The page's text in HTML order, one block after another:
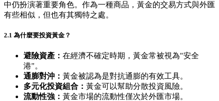
中仍扮演著重要角色。作為一種商品，黃金的交易方式與外匯
有些相似，但也有其獨特之處。
2.1 為什麼要投資黃金？
避險資產： 在經濟不確定時期，黃金常被視為"安全
港"。
通膨對沖： 黃金被認為是對抗通膨的有效工具。
多元化投資組合： 黃金可以幫助分散投資風險。
流動性強： 黃金市場的流動性僅次於外匯市場。